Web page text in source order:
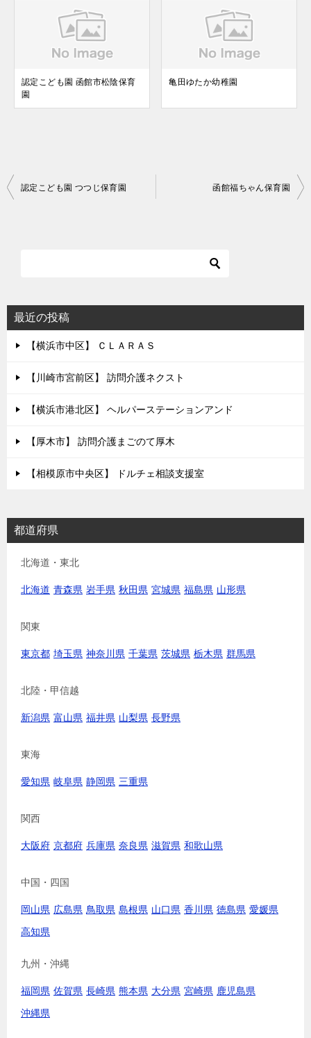
認定こども園 函館市松陰保育
園
亀田ゆたか幼稚園
投
シ
ョ
認定こども園 つつじ保育園 函館福ちゃん保育園
最近の投稿
【横浜市中区】 ＣＬＡＲＡＳ
【川崎市宮前区】 訪問介護ネクスト
【横浜市港北区】 ヘルパーステーションアンド
【厚木市】 訪問介護まごのて厚木
【相模原市中央区】 ドルチェ相談支援室
都道府県
北海道・東北
北海道 青森県 岩手県 秋田県 宮城県 福島県 山形県
関東
東京都 埼玉県 神奈川県 千葉県 茨城県 栃木県 群馬県
北陸・甲信越
新潟県 富山県 福井県 山梨県 長野県
東海
愛知県 岐阜県 静岡県 三重県
関西
大阪府 京都府 兵庫県 奈良県 滋賀県 和歌山県
中国・四国
岡山県 広島県 鳥取県 島根県 山口県 香川県 徳島県 愛媛県
高知県
九州・沖縄
福岡県 佐賀県 長崎県 熊本県 大分県 宮崎県 鹿児島県
沖縄県